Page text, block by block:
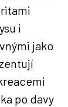
i
jako
po davy